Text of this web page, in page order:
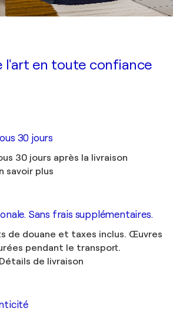
l'art en toute confiance
30 jours
30 jours après la livraison
savoir plus
Sans frais supplémentaires.
de douane et taxes inclus. Œuvres
pendant le transport.
Détails de livraison